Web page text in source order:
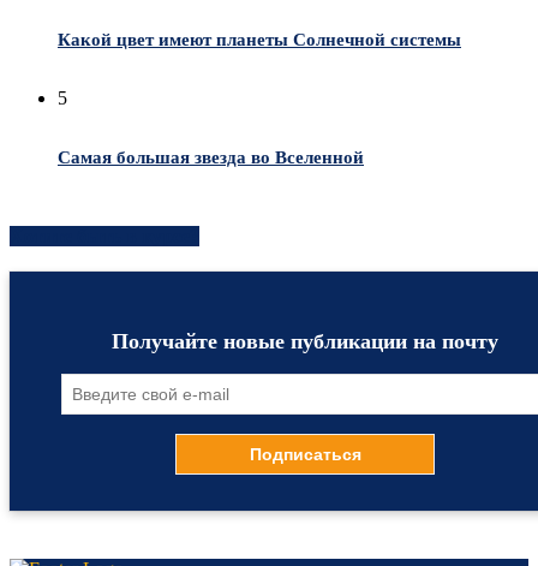
Какой цвет имеют планеты Солнечной системы
5
Самая большая звезда во Вселенной
Получайте новые публикации на почту